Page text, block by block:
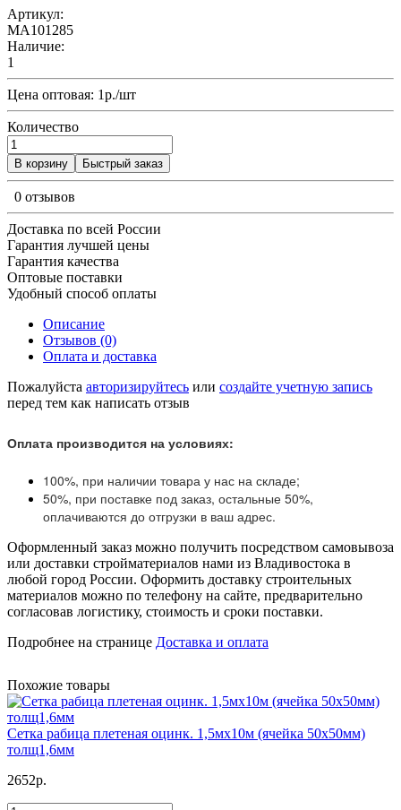
Артикул:
MA101285
Наличие:
1
Цена оптовая: 1р./шт
Количество
В корзину Быстрый заказ
0 отзывов
Доставка по всей России
Гарантия лучшей цены
Гарантия качества
Оптовые поставки
Удобный способ оплаты
Описание
Отзывов (0)
Оплата и доставка
Пожалуйста авторизируйтесь или создайте учетную запись
перед тем как написать отзыв
Оплата производится на условиях:
100%, при наличии товара у нас на складе;
50%, при поставке под заказ, остальные 50%,
оплачиваются до отгрузки в ваш адрес.
Оформленный заказ можно получить посредством самовывоза
или доставки стройматериалов нами из Владивостока в
любой город России. Оформить доставку строительных
материалов можно по телефону на сайте, предварительно
согласовав логистику, стоимость и сроки поставки.
Подробнее на странице Доставка и оплата
Похожие товары
Сетка рабица плетеная оцинк. 1,5мx10м (ячейка 50x50мм)
толщ1,6мм
2652р.